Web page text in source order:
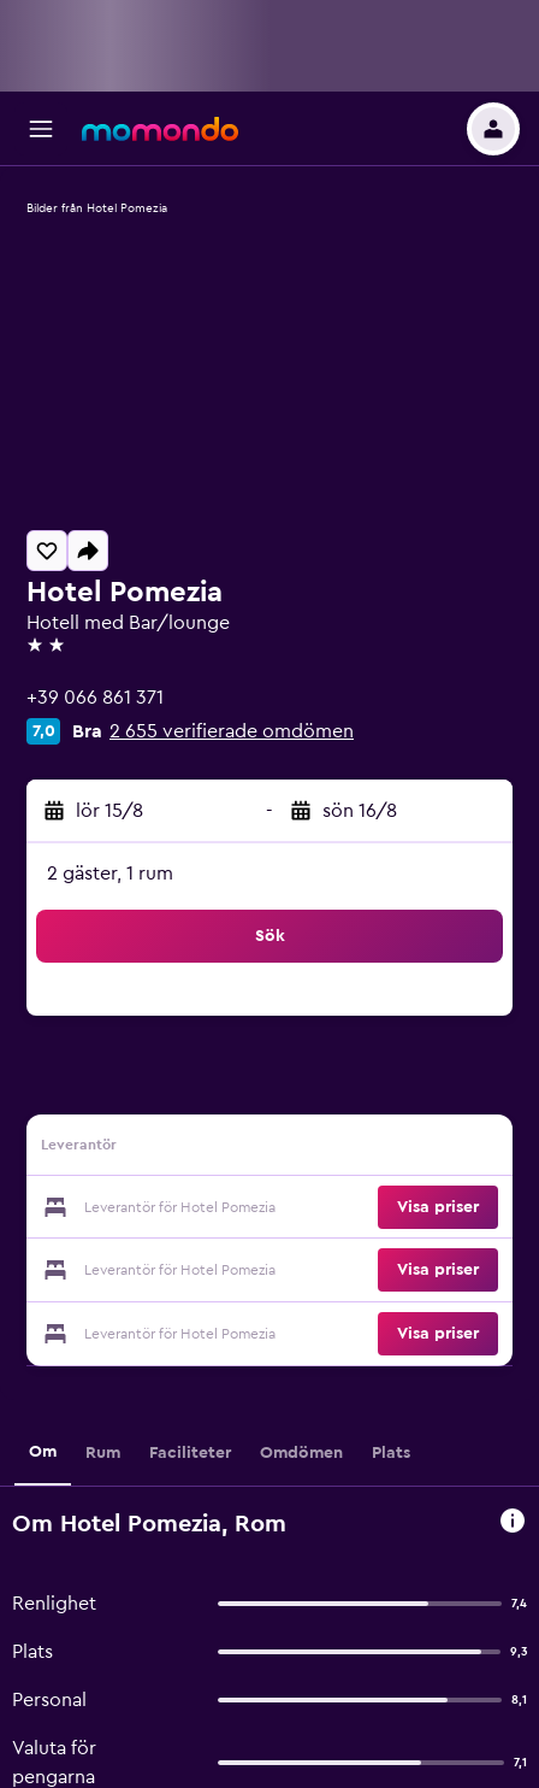
Hotel Pomezia
Hotell med Bar/lounge
2 stjärnor
+39 066 861 371
7,0 Bra 2 655 verifierade omdömen
lör 15/8 - sön 16/8
2 gäster, 1 rum
Sök
Leverantör
Leverantör för Hotel Pomezia Visa priser
Leverantör för Hotel Pomezia Visa priser
Leverantör för Hotel Pomezia Visa priser
Bilder från Hotel Pomezia
Om Rum Faciliteter Omdömen Plats
Om Hotel Pomezia, Rom
Renlighet 7,4
Plats 9,3
Personal 8,1
Valuta för
pengarna
7,1